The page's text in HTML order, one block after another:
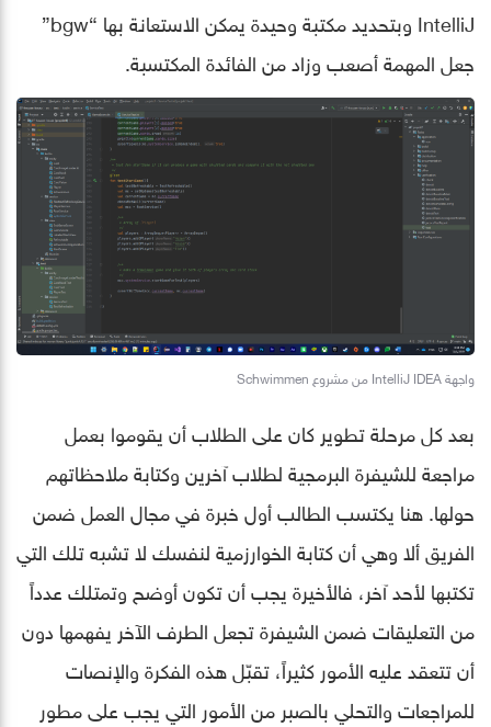
IntelliJ وبتحديد مكتبة وحيدة يمكن الاستعانة بها “bgw”
جعل المهمة أصعب وزاد من الفائدة المكتسبة.
واجهة IntelliJ IDEA من مشروع Schwimmen
بعد كل مرحلة تطوير كان على الطلاب أن يقوموا بعمل
مراجعة للشيفرة البرمجية لطلاب آخرين وكتابة ملاحظاتهم
حولها. هنا يكتسب الطالب أول خبرة في مجال العمل ضمن
الفريق ألا وهي أن كتابة الخوارزمية لنفسك لا تشبه تلك التي
تكتبها لأحد آخر، فالأخيرة يجب أن تكون أوضح وتمتلك عدداً
من التعليقات ضمن الشيفرة تجعل الطرف الآخر يفهمها دون
أن تتعقد عليه الأمور كثيراً، تقبّل هذه الفكرة والإنصات
للمراجعات والتحلي بالصبر من الأمور التي يجب على مطور